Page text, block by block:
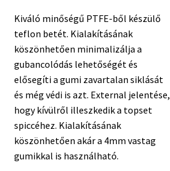
Kiváló minőségű PTFE-ből készülő
teflon betét. Kialakításának
köszönhetően minimalizálja a
gubancolódás lehetőségét és
elősegíti a gumi zavartalan siklását
és még védi is azt. External jelentése,
hogy kívülről illeszkedik a topset
spiccéhez. Kialakításának
köszönhetően akár a 4mm vastag
gumikkal is használható.